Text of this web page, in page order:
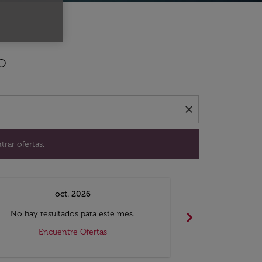
close
ofertas.
para encontrar ofertas.
oct. 2026
No hay resultados para este mes.
Encuentre Ofertas
chevron_right